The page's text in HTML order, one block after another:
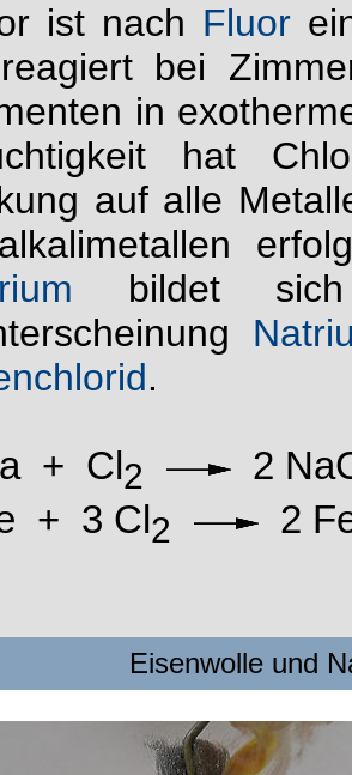
ist nach Fluor
bei
in
hat
auf alle
bildet sich
.
+ Cl2
2
+ 3 Cl2 2
Eisenwolle und